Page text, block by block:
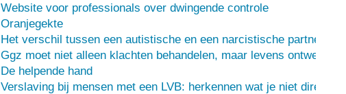
Website voor professionals over dwingende controle
Oranjegekte
Het verschil tussen een autistische en een narcistische partner
Ggz moet niet alleen klachten behandelen, maar levens ontwerpen
De helpende hand
Verslaving bij mensen met een LVB: herkennen wat je niet direct ziet